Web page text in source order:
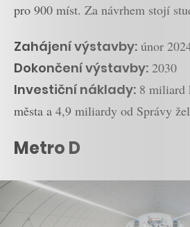
pro 900 míst. Za návrhem stojí
Zahájení výstavby: únor
Dokončení výstavby: 2030
Investiční náklady: 8 miliard
města a 4,9 miliardy od Správy
Metro D